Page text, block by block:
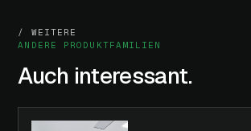
/ WEITERE
ANDERE PRODUKTFAMILIEN
Auch interessant.